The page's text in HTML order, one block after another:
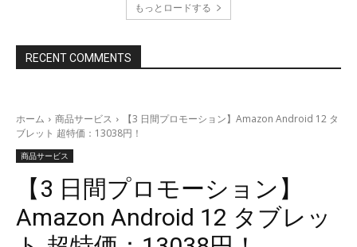
もっとロードする
RECENT COMMENTS